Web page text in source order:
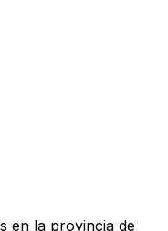
en la provincia de